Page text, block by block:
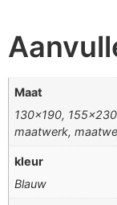
Maat
130×190,
maatwerk,
kleur
Blauw